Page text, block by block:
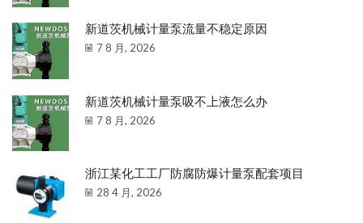
新道茨机械计量泵流量不稳定原因
7 8 月, 2026
新道茨机械计量泵吸不上液怎么办
7 8 月, 2026
浙江某化工工厂防腐防爆计量泵配套项目
28 4 月, 2026